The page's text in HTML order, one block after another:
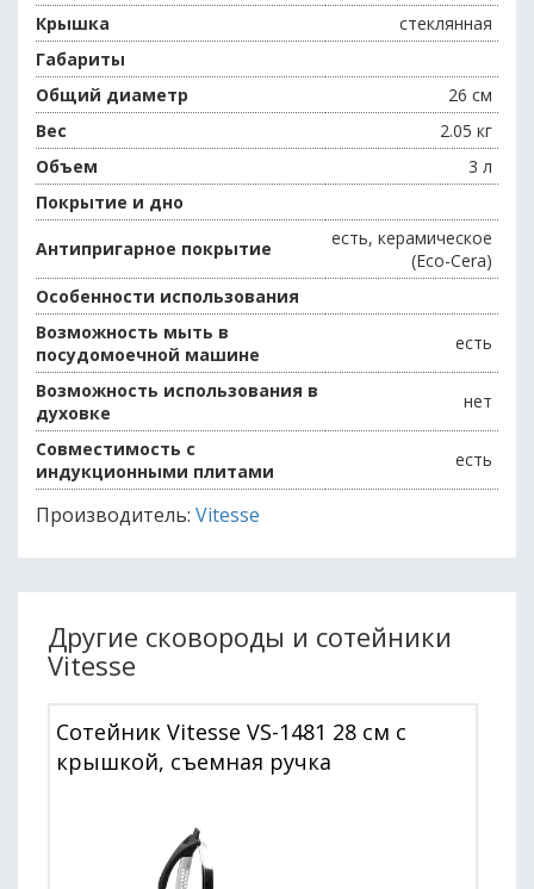
Крышка
стеклянная
Габариты
Общий диаметр
26 см
Вес
2.05 кг
Объем
3 л
Покрытие и дно
Антипригарное покрытие
есть, керамическое
(Eco-Cera)
Особенности использования
Возможность мыть в
посудомоечной машине
есть
Возможность использования в
духовке
нет
Совместимость с
индукционными плитами
есть
Производитель: Vitesse
Другие сковороды и сотейники
Vitesse
Сотейник Vitesse VS-1481 28 см с
крышкой, съемная ручка